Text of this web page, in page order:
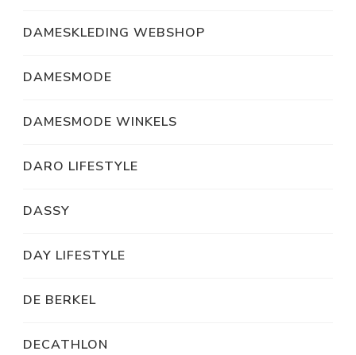
DAMESKLEDING WEBSHOP
DAMESMODE
DAMESMODE WINKELS
DARO LIFESTYLE
DASSY
DAY LIFESTYLE
DE BERKEL
DECATHLON